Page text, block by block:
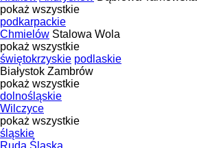
pokaż wszystkie
podkarpackie
Chmielów Stalowa Wola
pokaż wszystkie
świętokrzyskie podlaskie
Białystok Zambrów
pokaż wszystkie
dolnośląskie
Wilczyce
pokaż wszystkie
śląskie
Ruda Śląska